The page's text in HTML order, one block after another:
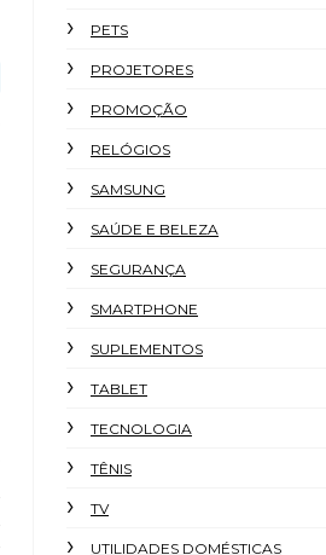
PETS
PROJETORES
PROMOÇÃO
RELÓGIOS
SAMSUNG
SAÚDE E BELEZA
SEGURANÇA
SMARTPHONE
SUPLEMENTOS
TABLET
TECNOLOGIA
TÊNIS
TV
UTILIDADES DOMÉSTICAS